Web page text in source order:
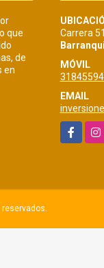
que
de
en
Carrera
MÓVIL
EMAIL
Facebook